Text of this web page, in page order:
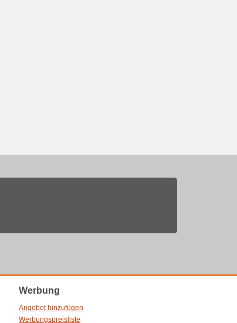
Werbung
Angebot hinzufügen
Werbungspreisliste